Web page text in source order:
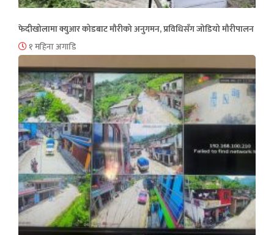
फेदीखोलामा क्युआर कोडबाट मौरीको अनुगमन, प्रविधिसँग जोडियो मौरीपालन
१ महिना अगाडि